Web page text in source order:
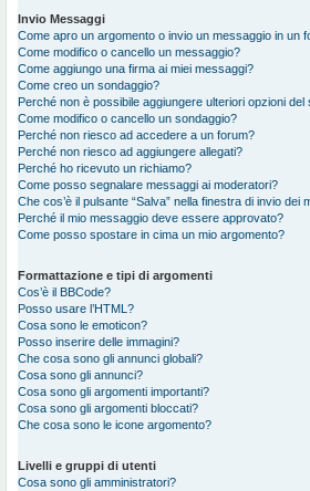
Invio Messaggi
Come apro un argomento o invio un messaggio in un
Come modifico o cancello un messaggio?
Come aggiungo una firma ai miei messaggi?
Come creo un sondaggio?
Perché non è possibile aggiungere ulteriori opzioni del
Come modifico o cancello un sondaggio?
Perché non riesco ad accedere a un forum?
Perché non riesco ad aggiungere allegati?
Perché ho ricevuto un richiamo?
Come posso segnalare messaggi ai moderatori?
Che cos’è il pulsante “Salva” nella finestra di invio dei
Perché il mio messaggio deve essere approvato?
Come posso spostare in cima un mio argomento?
Formattazione e tipi di argomenti
Cos’è il BBCode?
Posso usare l’HTML?
Cosa sono le emoticon?
Posso inserire delle immagini?
Che cosa sono gli annunci globali?
Cosa sono gli annunci?
Cosa sono gli argomenti importanti?
Cosa sono gli argomenti bloccati?
Che cosa sono le icone argomento?
Livelli e gruppi di utenti
Cosa sono gli amministratori?